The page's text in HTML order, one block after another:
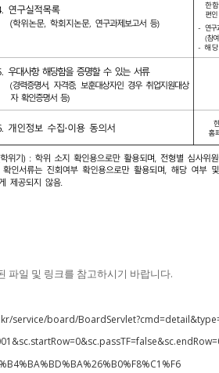
파일 및 링크를 참고하시기 바랍니다.
service/board/